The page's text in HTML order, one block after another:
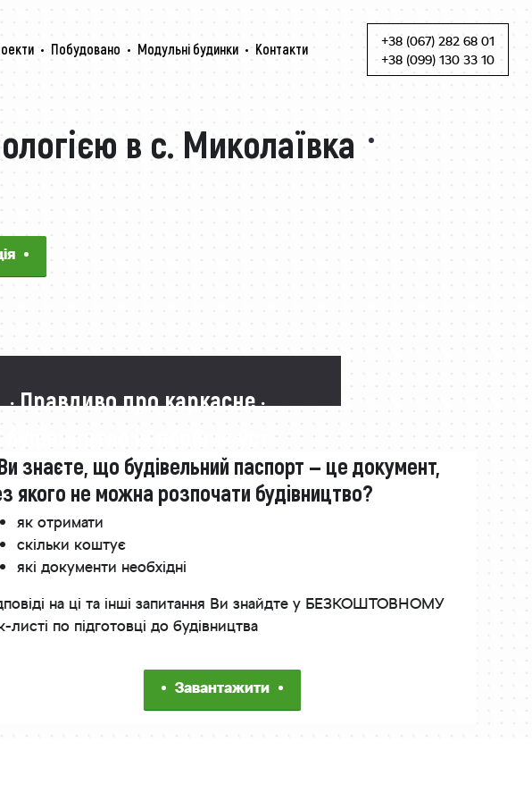
Побудовано Модульні будинки Контакти Skip to content
+38 (067) 282 68 01
+38 (099) 130 33 10
в с. Миколаївка
· Правдиво про каркасне ·
знаєте, що будівельний паспорт — це документ,
якого не можна розпочати будівництво?
як отримати
скільки коштує
які документи необхідні
на ці та інші запитання Ви знайдте у БЕЗКОШТОВНОМУ
листі по підготовці до будівництва
Завантажити